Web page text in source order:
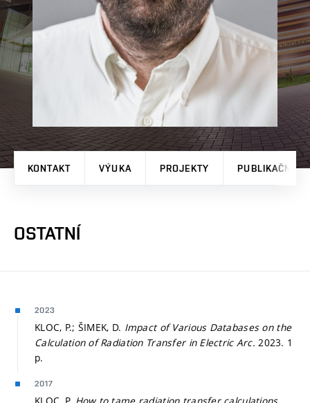
KONTAKT VÝUKA PROJEKTY PUBLIKAČNÍ
OSTATNÍ
2023
KLOC, P.; ŠIMEK, D. Impact of Various Databases on the
Calculation of Radiation Transfer in Electric Arc.2023. 1
p.
2017